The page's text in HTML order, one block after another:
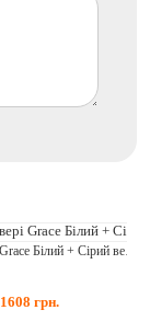
Стілець Авері Grace Білий + Сірий велюр Bluvel-14
1608 грн.